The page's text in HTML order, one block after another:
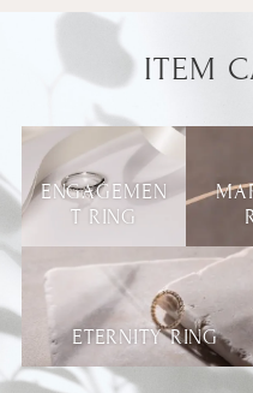
ITEM
ENGAGEMEN
T RING
ETERNITY RING